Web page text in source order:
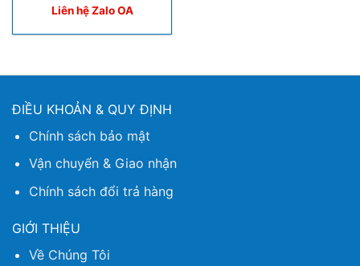
Liên hệ Zalo OA
ĐIỀU KHOẢN & QUY ĐỊNH
Chính sách bảo mật
Vận chuyển & Giao nhận
Chính sách đổi trả hàng
GIỚI THIỆU
Về Chúng Tôi